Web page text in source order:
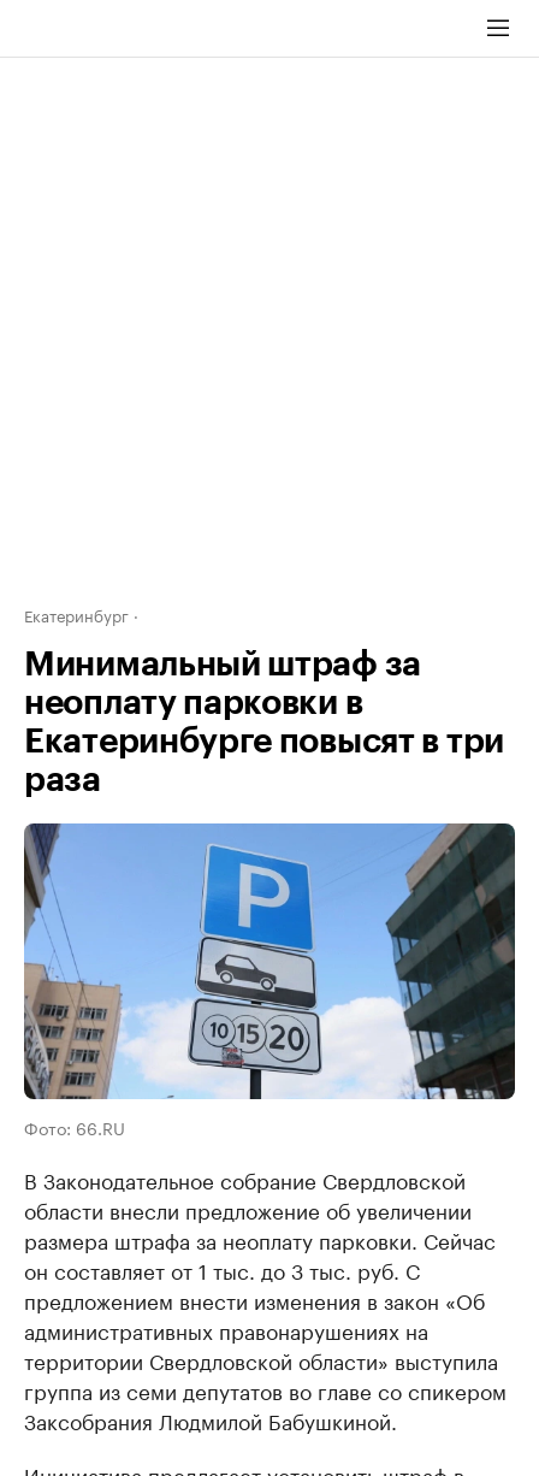
Екатеринбург
Минимальный штраф за
неоплату парковки в
Екатеринбурге повысят в три
раза
Фото: 66.RU
В Законодательное собрание Свердловской
области внесли предложение об увеличении
размера штрафа за неоплату парковки. Сейчас
он составляет от 1 тыс. до 3 тыс. руб. С
предложением внести изменения в закон «Об
административных правонарушениях на
территории Свердловской области» выступила
группа из семи депутатов во главе со спикером
Заксобрания Людмилой Бабушкиной.